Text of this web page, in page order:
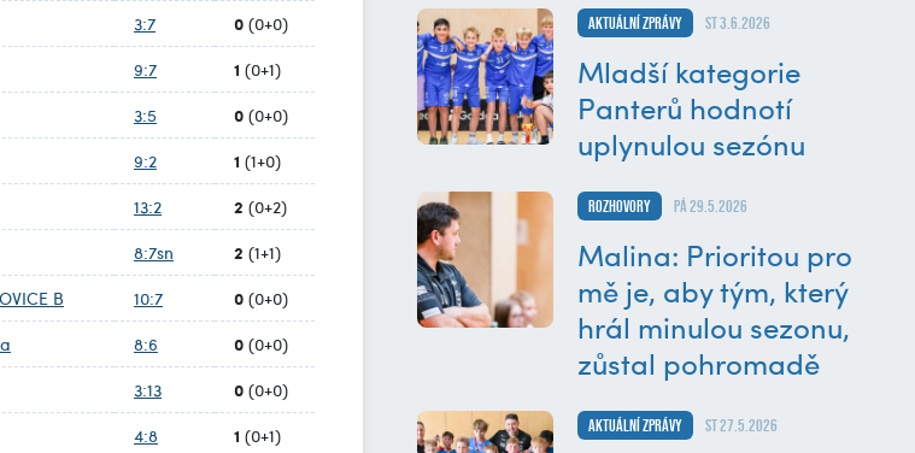
3:7 0 (0+0)
9:7 1 (0+1)
3:5 0 (0+0)
9:2 1 (1+0)
13:2 2 (0+2)
8:7sn 2 (1+1)
B 10:7 0 (0+0)
8:6 0 (0+0)
3:13 0 (0+0)
4:8 1 (0+1)
Aktuální zprávy st 3.6.2026
Mladší kategorie
Panterů hodnotí
uplynulou sezónu
Rozhovory pá 29.5.2026
Malina: Prioritou pro
mě je, aby tým, který
hrál minulou sezonu,
zůstal pohromadě
Aktuální zprávy st 27.5.2026